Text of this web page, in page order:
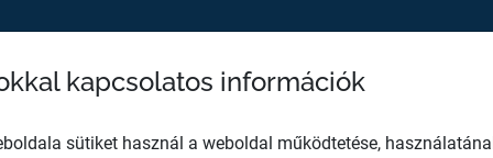
MH EGÉSZSÉGÜGYI KÖZPONT
kapcsolatos információk
sütiket használ a weboldal működtetése,